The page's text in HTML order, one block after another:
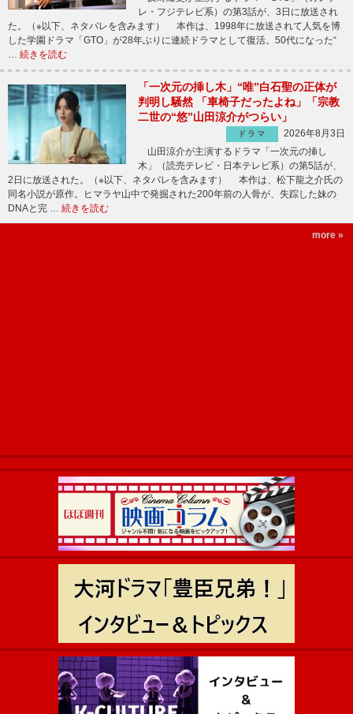
レ・フジテレビ系）の第3話が、3日に放送され
た。（※以下、ネタバレを含みます） 本作は、1998年に放送されて人気を博
した学園ドラマ「GTO」が28年ぶりに連続ドラマとして復活。50代になった“
… 続きを読む
「一次元の挿し木」“唯”白石聖の正体が
判明し騒然 「車椅子だったよね」「宗教
二世の“悠”山田涼介がつらい」
ドラマ
2026年8月3日
山田涼介が主演するドラマ「一次元の挿し
木」（読売テレビ・日本テレビ系）の第5話が、
2日に放送された。（※以下、ネタバレを含みます） 本作は、松下龍之介氏の
同名小説が原作。ヒマラヤ山中で発掘された200年前の人骨が、失踪した妹の
DNAと完 … 続きを読む
more »